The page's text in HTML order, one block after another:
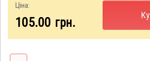
Ціна:
105.00 грн.